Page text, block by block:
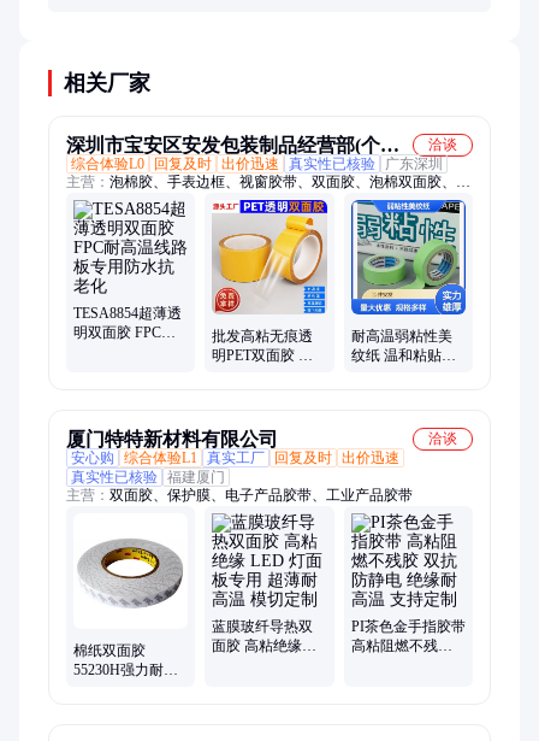
相关厂家
深圳市宝安区安发包装制品经营部(个体
工商户)
洽谈
综合体验L0
回复及时 出价迅速 真实性已核验
广东深圳
主营： 泡棉胶、手表边框、视窗胶带、双面胶、泡棉双面胶、
VHB双面胶、超薄PET双面胶、绿色PET双面胶、超薄绿色双面
胶、超薄彩色双面胶、0.025绿色双面胶、红色PET双面胶、超薄
红色双面胶、0.035红色双面胶、防水泡棉双面胶带、牛皮纸胶
带、白色VHB、黑色VHB、透明VHB、换卷接膜胶带、IP67防
水泡棉胶
TESA8854超薄透
明双面胶 FPC耐
批发高粘无痕透
明PET双面胶 不
耐高温弱粘性美
纹纸 温和粘贴适
厦门特特新材料有限公司
洽谈
安心购
综合体验L1 真实工厂 回复及时 出价迅速
真实性已核验 福建厦门
主营： 双面胶、保护膜、电子产品胶带、工业产品胶带
棉纸双面胶
55230H强力耐高
蓝膜玻纤导热双
面胶 高粘绝缘
PI茶色金手指胶带
高粘阻燃不残胶